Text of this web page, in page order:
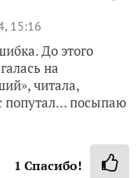
15:16
До этого
на
читала,
попутал… посыпаю
1 Спасибо!